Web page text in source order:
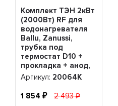
Комплект ТЭН 2кВт
(2000Вт) RF для
водонагревателя
Ballu, Zanussi,
трубка под
термостат D10 +
прокладка + анод,
20064K
Артикул: 20064K
1 854 2 493